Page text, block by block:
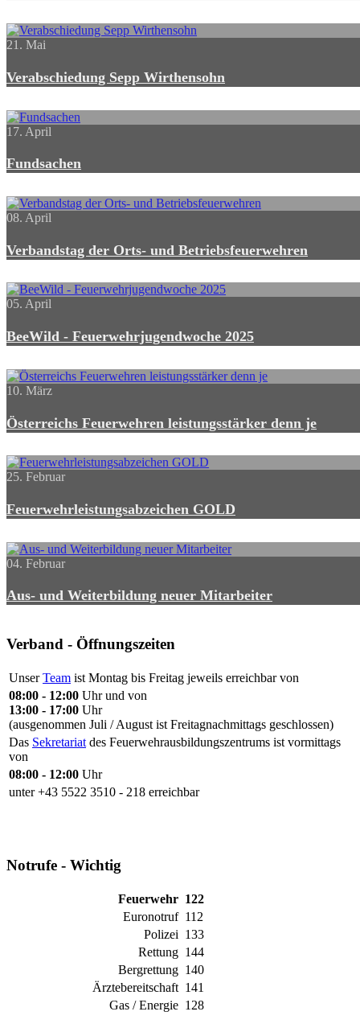
21. Mai
Verabschiedung Sepp Wirthensohn
17. April
Fundsachen
08. April
Verbandstag der Orts- und Betriebsfeuerwehren
05. April
BeeWild - Feuerwehrjugendwoche 2025
10. März
Österreichs Feuerwehren leistungsstärker denn je
25. Februar
Feuerwehrleistungsabzeichen GOLD
04. Februar
Aus- und Weiterbildung neuer Mitarbeiter
Verband - Öffnungszeiten
UnserTeam ist Montag bis Freitag jeweils erreichbar von
08:00 - 12:00 Uhr und von
13:00 - 17:00 Uhr
(ausgenommen Juli / August ist Freitagnachmittags geschlossen)
Das Sekretariat des Feuerwehrausbildungszentrums ist vormittags
von
08:00 - 12:00 Uhr
unter +43 5522 3510 - 218 erreichbar
Notrufe - Wichtig
Feuerwehr 122
Euronotruf 112
Polizei 133
Rettung 144
Bergrettung 140
Ärztebereitschaft 141
Gas / Energie 128